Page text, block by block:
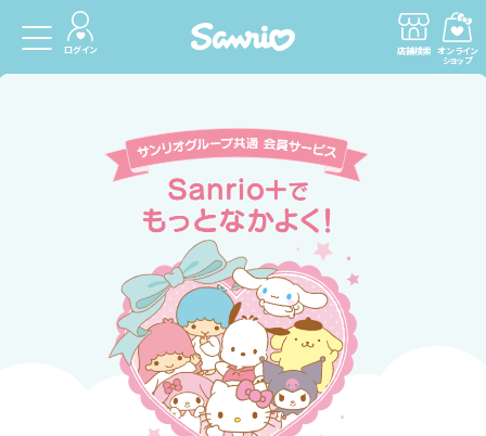
ログイン 店舗検索 オンライン
ショップ